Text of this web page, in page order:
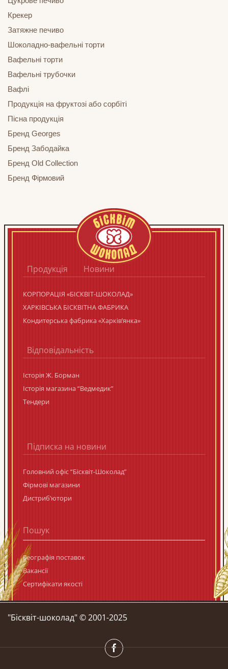
Крекер
Затяжне печиво
Шоколадно-вафельні торти
Вафельні торти
Вафельні трубочки
Вафлі
Продукція на фруктозі або сорбіті
Пісна продукція
Бренд Georges
Бренд Забодайка
Бренд Old Collection
Бренд Фірмовий
Продукція Новини
КОРПОРАЦIЯ «БIСКВIТ-ШОКОЛАД»
ХАРКІВСЬКА БІСКВІТНА ФАБРИКА
Кондитерська фабрика «Харків’янка»
Відповідальність
Історія Ж. Борман
Історія магазина “Ведмедик”
Тендери
Підписка на новини
Головний офіс “Бісквіт-Шоколад”
Фірмові магазини
Дистриб’ютори
Географія поставок
Вакансії
Сертифікати якості
"Бiсквiт-шоколад" © 2001-2025